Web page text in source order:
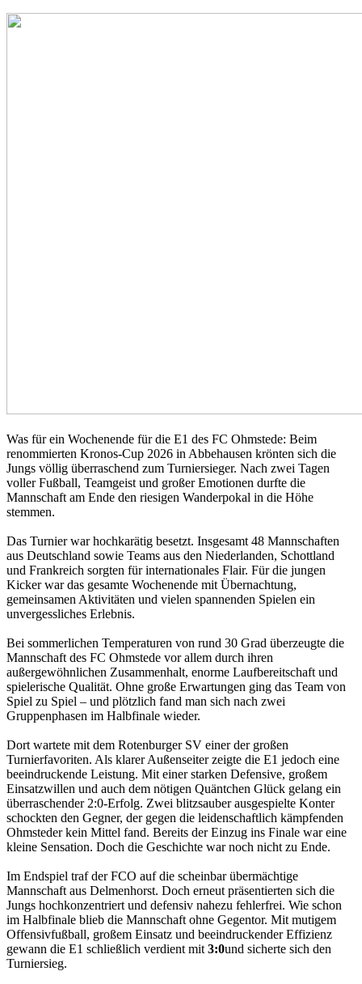
Was für ein Wochenende für die E1 des FC Ohmstede: Beim
renommierten Kronos-Cup 2026 in Abbehausen krönten sich die
Jungs völlig überraschend zum Turniersieger. Nach zwei Tagen
voller Fußball, Teamgeist und großer Emotionen durfte die
Mannschaft am Ende den riesigen Wanderpokal in die Höhe
stemmen.
Das Turnier war hochkarätig besetzt. Insgesamt 48 Mannschaften
aus Deutschland sowie Teams aus den Niederlanden, Schottland
und Frankreich sorgten für internationales Flair. Für die jungen
Kicker war das gesamte Wochenende mit Übernachtung,
gemeinsamen Aktivitäten und vielen spannenden Spielen ein
unvergessliches Erlebnis.
Bei sommerlichen Temperaturen von rund 30 Grad überzeugte die
Mannschaft des FC Ohmstede vor allem durch ihren
außergewöhnlichen Zusammenhalt, enorme Laufbereitschaft und
spielerische Qualität. Ohne große Erwartungen ging das Team von
Spiel zu Spiel – und plötzlich fand man sich nach zwei
Gruppenphasen im Halbfinale wieder.
Dort wartete mit dem Rotenburger SV einer der großen
Turnierfavoriten. Als klarer Außenseiter zeigte die E1 jedoch eine
beeindruckende Leistung. Mit einer starken Defensive, großem
Einsatzwillen und auch dem nötigen Quäntchen Glück gelang ein
überraschender 2:0-Erfolg. Zwei blitzsauber ausgespielte Konter
schockten den Gegner, der gegen die leidenschaftlich kämpfenden
Ohmsteder kein Mittel fand. Bereits der Einzug ins Finale war eine
kleine Sensation. Doch die Geschichte war noch nicht zu Ende.
Im Endspiel traf der FCO auf die scheinbar übermächtige
Mannschaft aus Delmenhorst. Doch erneut präsentierten sich die
Jungs hochkonzentriert und defensiv nahezu fehlerfrei. Wie schon
im Halbfinale blieb die Mannschaft ohne Gegentor. Mit mutigem
Offensivfußball, großem Einsatz und beeindruckender Effizienz
gewann die E1 schließlich verdient mit 3:0und sicherte sich den
Turniersieg.